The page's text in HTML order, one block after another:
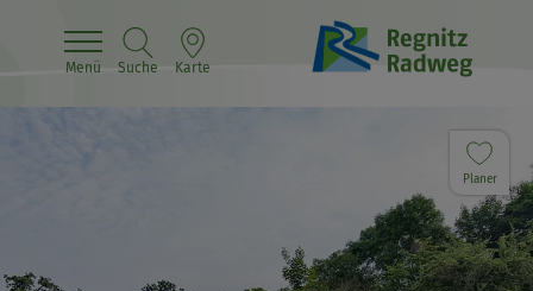
Menü Suche Karte
Planer